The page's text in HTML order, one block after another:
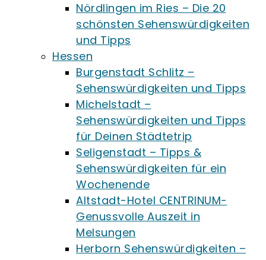
Nördlingen im Ries – Die 20
schönsten Sehenswürdigkeiten
und Tipps
Hessen
Burgenstadt Schlitz –
Sehenswürdigkeiten und Tipps
Michelstadt –
Sehenswürdigkeiten und Tipps
für Deinen Städtetrip
Seligenstadt – Tipps &
Sehenswürdigkeiten für ein
Wochenende
Altstadt-Hotel CENTRINUM-
Genussvolle Auszeit in
Melsungen
Herborn Sehenswürdigkeiten –